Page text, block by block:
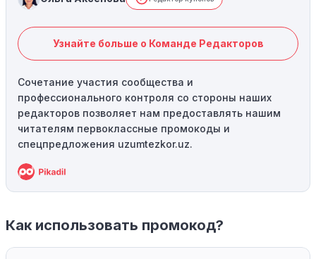
Узнайте больше о Команде Редакторов
Сочетание участия сообщества и
профессионального контроля со стороны наших
редакторов позволяет нам предоставлять нашим
читателям первоклассные промокоды и
спецпредложения uzumtezkor.uz.
Как использовать промокод?